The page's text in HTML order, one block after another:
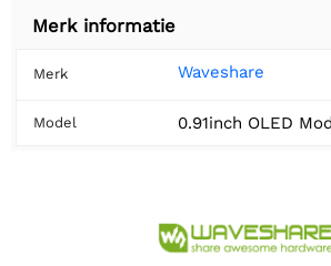
Merk informatie
Merk Waveshare
Model 0.91inch OLED